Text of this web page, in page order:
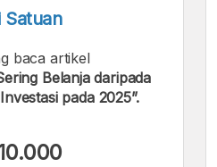
Satuan
baca artikel
Belanja daripada
pada 2025”.